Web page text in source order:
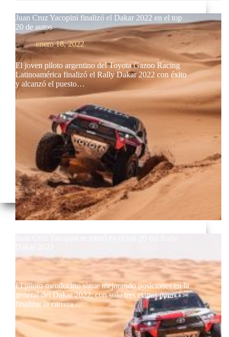
Juan Cruz Yacopini finalizó el Dakar 2022 en el top
20 de autos
enero 18, 2022
El joven piloto argentino del Toyota Gazoo Racing
Latinoamérica finalizó el Rally Dakar 2022 con éxito
y alcanzó el puesto…
enero 11, 2022
El piloto mendocino sigue mejorando posiciones en la
general del Dakar 2022, con solo tres etapas para
finalizar la carrera.…